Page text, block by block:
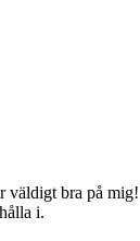
väldigt bra på
i.